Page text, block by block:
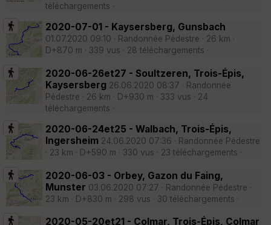
téléchargements ·
2020-07-01 - Kaysersberg, Gunsbach
01.07.2020 09:10 · Randonnée Pédestre · 26 km ·
D+870 m · 339 vus · 28 téléchargements ·
2020-06-26et27 - Soultzeren, Trois-Épis,
Kaysersberg 26.06.2020 08:37 · Randonnée
Pédestre · 26 km · D+930 m · 333 vus · 24
téléchargements ·
2020-06-24et25 - Walbach, Trois-Épis,
Ingersheim 24.06.2020 07:36 · Randonnée Pédestre
· 23 km · D+590 m · 330 vus · 23 téléchargements ·
2020-06-03 - Orbey, Gazon du Faing,
Munster 03.06.2020 07:27 · Randonnée Pédestre ·
23 km · D+830 m · 298 vus · 30 téléchargements ·
2020-05-20et21 - Colmar, Trois-Épis, Colmar